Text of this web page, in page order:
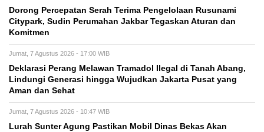
Dorong Percepatan Serah Terima Pengelolaan Rusunami
Citypark, Sudin Perumahan Jakbar Tegaskan Aturan dan
Komitmen
Jumat, 7 Agustus 2026 - 17:00 WIB
Deklarasi Perang Melawan Tramadol Ilegal di Tanah Abang,
Lindungi Generasi hingga Wujudkan Jakarta Pusat yang
Aman dan Sehat
Jumat, 7 Agustus 2026 - 10:47 WIB
Lurah Sunter Agung Pastikan Mobil Dinas Bekas Akan